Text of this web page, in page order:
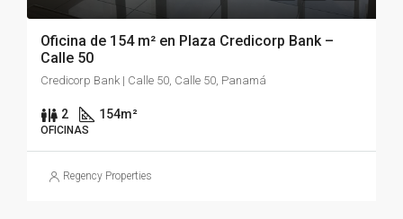
Oficina de 154 m² en Plaza Credicorp Bank –
Calle 50
Credicorp Bank | Calle 50, Calle 50, Panamá
2 154m²
OFICINAS
Regency Properties